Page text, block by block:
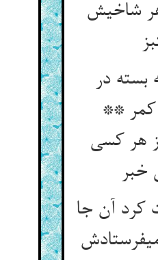
شاخیش
در
**
هر کسی
خبر
آن جا